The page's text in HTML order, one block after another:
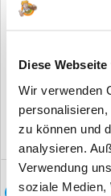
Diese
Wir verwenden
zu können und
analysieren.
Verwendung
soziale Medien,